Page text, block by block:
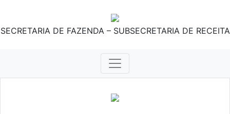
SECRETARIA DE FAZENDA – SUBSECRETARIA DE RECEITA